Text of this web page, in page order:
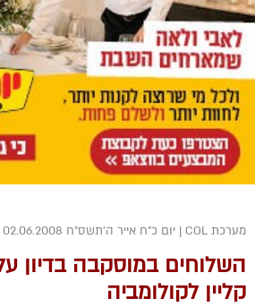
מערכת COL | יום כ"ח אייר ה׳תשס״ח 02.06.2008
השלוחים במוסקבה בדיון
קליין לקולומביה